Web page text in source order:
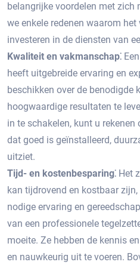
belangrijke voordelen met zich
we enkele redenen waarom
investeren in de diensten van
Kwaliteit en vakmanschap⁚
heeft uitgebreide ervaring en
beschikken over de benodigde
hoogwaardige resultaten te
in te schakelen, kunt u
dat goed is geïnstalleerd,
uitziet.​
Tijd- en kostenbesparing⁚ Het
kan tijdrovend en kostbaar
nodige ervaring en
van een professionele
moeite.​ Ze hebben de kennis
en nauwkeurig uit te voeren.​